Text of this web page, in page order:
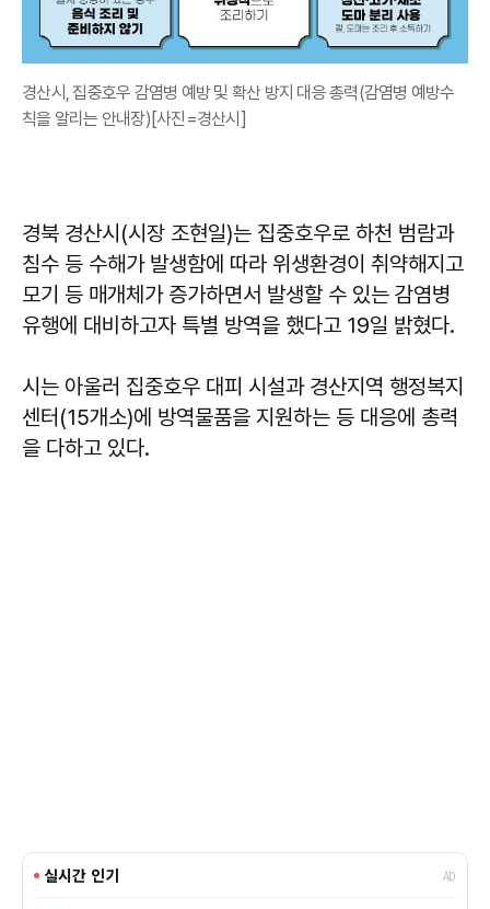
경산시, 집중호우 감염병 예방 및 확산 방지 대응 총력(감염병 예방수
칙을 알리는 안내장)[사진=경산시]
경북 경산시(시장 조현일)는 집중호우로 하천 범람과
침수 등 수해가 발생함에 따라 위생환경이 취약해지고
모기 등 매개체가 증가하면서 발생할 수 있는 감염병
유행에 대비하고자 특별 방역을 했다고 19일 밝혔다.
시는 아울러 집중호우 대피 시설과 경산지역 행정복지
센터(15개소)에 방역물품을 지원하는 등 대응에 총력
을 다하고 있다.